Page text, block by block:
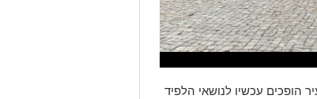
עכשיו לנושאי הלפיד